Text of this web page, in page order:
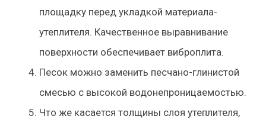
площадку перед укладкой материала-
утеплителя. Качественное выравнивание
поверхности обеспечивает виброплита.
Песок можно заменить песчано-глинистой
смесью с высокой водонепроницаемостью.
Что же касается толщины слоя утеплителя,